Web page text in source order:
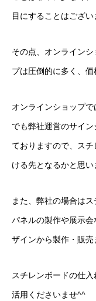
電飾スタンド看板
スタンド看板
タワーサイン製作
看板デザイン制作
駐車場看板製作
3Mペイントフィル
エッチング銘板
目にすることはござい
その点、オンライン
プは圧倒的に多く、価
オンラインショップ
でも弊社運営のサイ
ておりますので、ス
ける先となるかと思い
また、弊社の場合は
パネルの製作や展示
ザインから製作・販売
スチレンボードの仕
活用くださいませ^^